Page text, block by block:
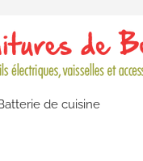
de cuisine